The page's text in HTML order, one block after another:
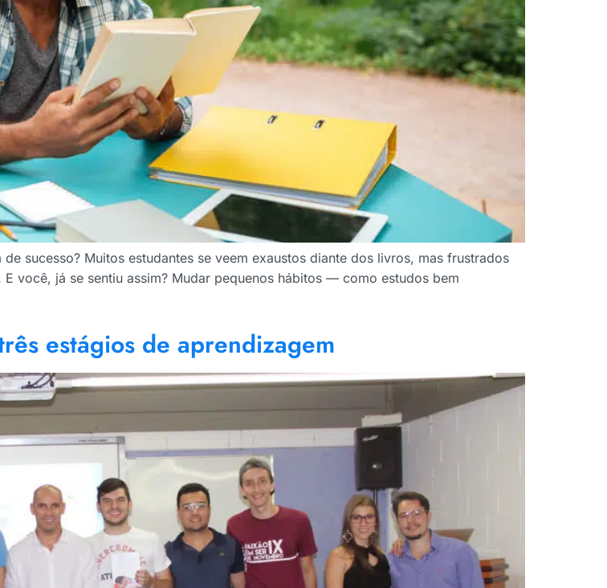
sucesso? Muitos estudantes se veem exaustos diante dos livros, mas frustrados
você, já se sentiu assim? Mudar pequenos hábitos — como estudos bem
estágios de aprendizagem